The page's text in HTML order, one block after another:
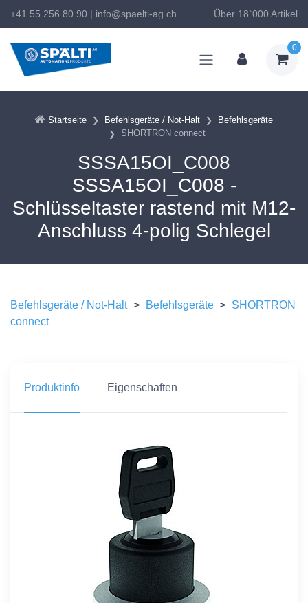
+41 55 256 80 90 | info@spaelti-ag.ch Über 18`000 Artikel
0
Startseite Befehlsgeräte / Not-Halt
Befehlsgeräte
SHORTRON connect
SSSA15OI_C008
SSSA15OI_C008 -
Schlüsseltaster rastend mit M12-
Anschluss 4-polig Schlegel
Befehlsgeräte / Not-Halt > Befehlsgeräte > SHORTRON
connect
Produktinfo Eigenschaften